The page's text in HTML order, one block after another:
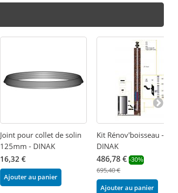
Joint pour collet de solin
125mm - DINAK
16,32 €
Ajouter au panier
Kit Rénov'boisseau -
DINAK
486,78 € -30%
695,40 €
Ajouter au panier